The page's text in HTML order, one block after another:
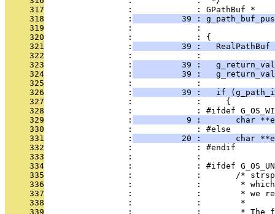
     317
                 :             : GPathBuf *
     318
                 :
39 :
     319
:             :
     320
                 :             : {
     321
                 :
39 :   RealPathBuf
     322
                 :             :
     323
                 :
39 :
     324
                 :
39 :
     325
                 :             :
     326
                 :
39 :   if
     327
                 :             :     {
     328
:             : #ifdef
     329
                 :
9 :       char
     330
                 :             : #else
     331
                 :
20 :       char
     332
                 :             : #endif
     333
                 :             :
     334
:             : #ifdef
     335
:             :       /*
     336
:             :        *
     337
:             :        * we
     338
                 :             :        *
     339
:             :        * The